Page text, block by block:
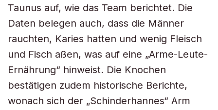
Taunus auf, wie das Team berichtet. Die
Daten belegen auch, dass die Männer
rauchten, Karies hatten und wenig Fleisch
und Fisch aßen, was auf eine „Arme-Leute-
Ernährung“ hinweist. Die Knochen
bestätigen zudem historische Berichte,
wonach sich der „Schinderhannes“ Arm